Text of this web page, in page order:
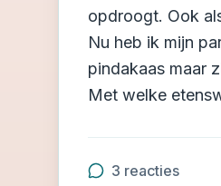
opdroogt. Ook
Nu heb ik mijn
pindakaas maar
Met welke
3 reacties